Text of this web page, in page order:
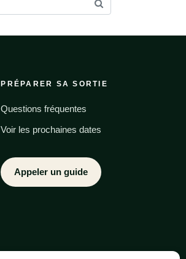
PRÉPARER SA SORTIE
Questions fréquentes
Voir les prochaines dates
Appeler un guide